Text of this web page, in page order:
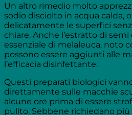
Un altro rimedio molto
sodio disciolto in acqua calda,
delicatamente le superfici
chiare. Anche l’estratto di
essenziale di melaleuca, noto
possono essere aggiunti alle
l’efficacia disinfettante.
Questi preparati biologici
direttamente sulle macchie
alcune ore prima di essere
pulito. Sebbene richiedano